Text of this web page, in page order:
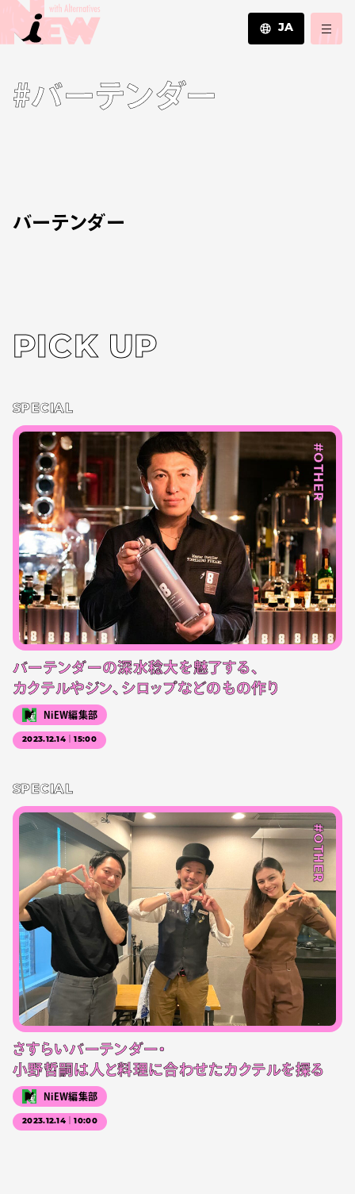
JA
#バーテンダー
バーテンダー
PICK UP
SPECIAL
#OTHER
バーテンダーの深水稔大を魅了する、
カクテルやジン、シロップなどのもの作り
NiEW編集部
2023.12.14｜15:00
SPECIAL
#OTHER
さすらいバーテンダー・
小野哲嗣は人と料理に合わせたカクテルを探る
NiEW編集部
2023.12.14｜10:00